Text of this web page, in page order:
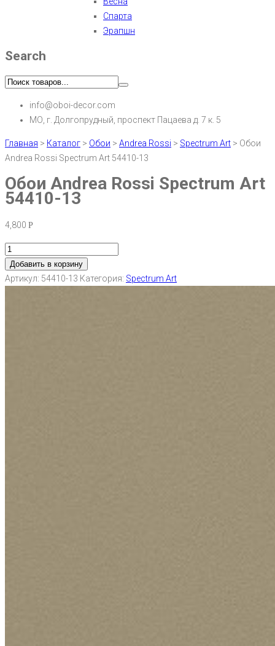
Спарта
Эрапшн
Search
info@oboi-decor.com
МО, г. Долгопрудный, проспект Пацаева д. 7 к. 5
Главная > Каталог > Обои > Andrea Rossi > Spectrum Art > Обои
Andrea Rossi Spectrum Art 54410-13
Обои Andrea Rossi Spectrum Art
54410-13
4,800 Р
Добавить в корзину
Артикул: 54410-13 Категория: Spectrum Art